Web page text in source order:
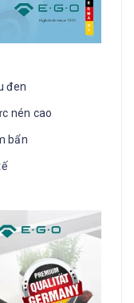
đen
nén cao
bẩn